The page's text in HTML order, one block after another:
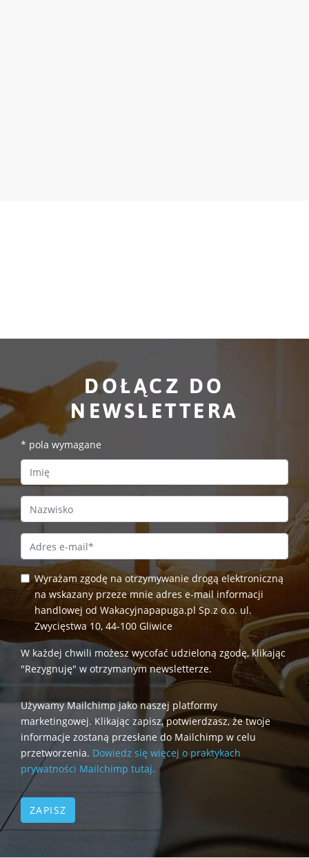
DOŁĄCZ DO
NEWSLETTERA
* pola wymagane
First Name
Last Name
Email Address *
Wyrażam zgodę na otrzymywanie drogą elektroniczną
na wskazany przeze mnie adres e-mail informacji
handlowej od Wakacyjnapapuga.pl Sp.z o.o. ul.
Zwycięstwa 10, 44-100 Gliwice
W każdej chwili możesz wycofać udzieloną zgodę, klikając
"Rezygnuję" w otrzymanym newsletterze.
Używamy Mailchimp jako naszej platformy
marketingowej. Klikając zapisz, potwierdzasz, że twoje
informacje zostaną przesłane do Mailchimp w celu
przetworzenia. Dowiedz się więcej o praktykach
prywatności Mailchimp tutaj.